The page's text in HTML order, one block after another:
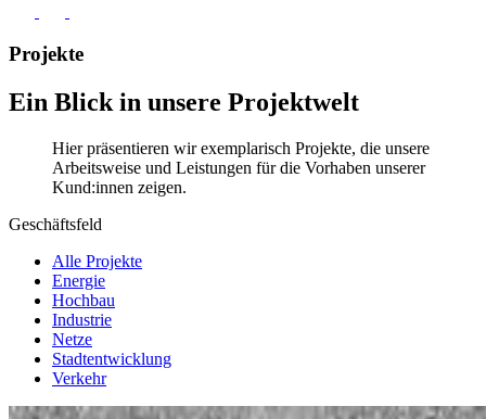
Projekte
Ein Blick in unsere Projektwelt
Hier präsentieren wir exemplarisch Projekte, die unsere
Arbeitsweise und Leistungen für die Vorhaben unserer
Kund:innen zeigen.
Geschäftsfeld
Alle Projekte
Energie
Hochbau
Industrie
Netze
Stadtentwicklung
Verkehr